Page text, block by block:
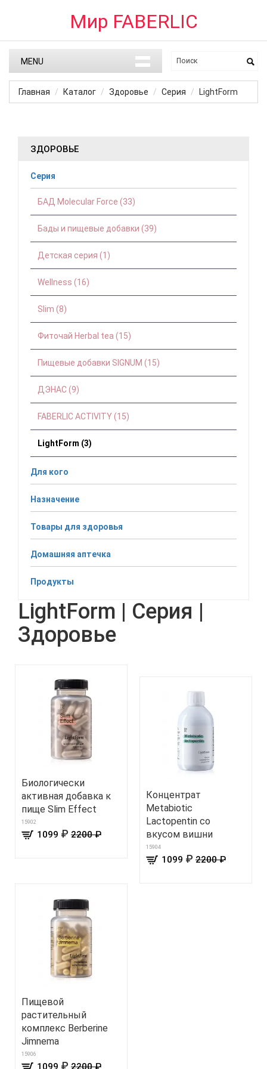
Мир FABERLIC
MENU
Главная Каталог Здоровье Серия LightForm
ЗДОРОВЬЕ
Серия
БАД Molecular Force (33)
Бады и пищевые добавки (39)
Детская серия (1)
Wellness (16)
Slim (8)
Фиточай Herbal tea (15)
Пищевые добавки SIGNUM (15)
ДЭНАС (9)
FABERLIC ACTIVITY (15)
LightForm (3)
Для кого
Назначение
Товары для здоровья
Домашняя аптечка
Продукты
LightForm | Серия |
Здоровье
Биологически
активная добавка к
пище Slim Effect
15902
1099 ₽ 2200 ₽
Концентрат
Metabiotic
Lactopentin со
вкусом вишни
15904
1099 ₽ 2200 ₽
Пищевой
растительный
комплекс Berberine
Jimnema
15906
1099 ₽ 2200 ₽